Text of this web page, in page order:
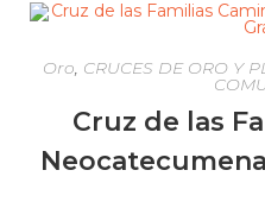
Oro, CRUCES DE ORO Y
Cruz de las